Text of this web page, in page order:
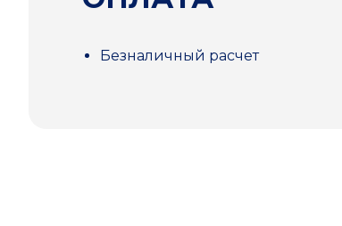
Безналичный расчет